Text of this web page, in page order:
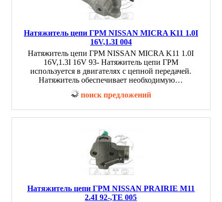
Натяжитель цепи ГРМ NISSAN MICRA K11 1.0I
16V,1.3I 004
Натяжитель цепи ГРМ NISSAN MICRA K11 1.0I
16V,1.3I 16V 93- Натяжитель цепи ГРМ
используется в двигателях с цепной передачей.
Натяжитель обеспечивает необходимую…
поиск предложений
Натяжитель цепи ГРМ NISSAN PRAIRIE M11
2.4I 92-,TE 005